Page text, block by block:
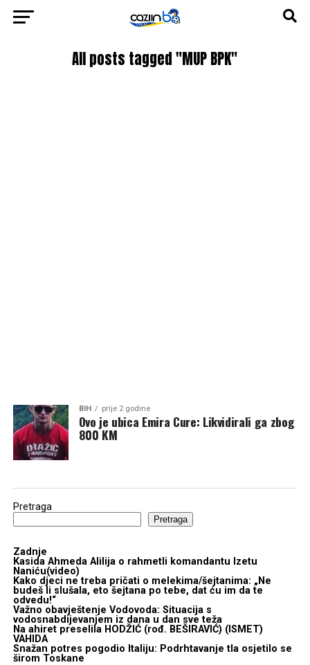
All posts tagged "MUP BPK"
BIH prije 2 godine
Ovo je ubica Emira Cure: Likvidirali ga zbog
800 KM
Pretraga
Pretraga
Zadnje
Kasida Ahmeda Alilija o rahmetli komandantu Izetu
Naniću(video)
Kako djeci ne treba pričati o melekima/šejtanima: „Ne
budeš li slušala, eto šejtana po tebe, dat ću im da te
odvedu!“
Važno obavještenje Vodovoda: Situacija s
vodosnabdijevanjem iz dana u dan sve teža
Na ahiret preselila HODŽIĆ (rođ. BEŠIRAVIĆ) (ISMET)
VAHIDA
Snažan potres pogodio Italiju: Podrhtavanje tla osjetilo se
širom Toskane